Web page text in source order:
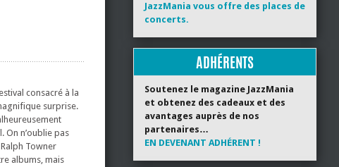
consacré à la
surprise.
On n’oublie pas
Towner
albums, mais
JazzMania vous offre des places de
concerts.
ADHÉRENTS
Soutenez le magazine JazzMania
et obtenez des cadeaux et des
avantages auprès de nos
partenaires…
EN DEVENANT ADHÉRENT !